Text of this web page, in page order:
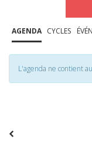
AGENDA CYCLES
L'agenda ne contient